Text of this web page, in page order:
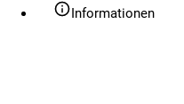
Informationen